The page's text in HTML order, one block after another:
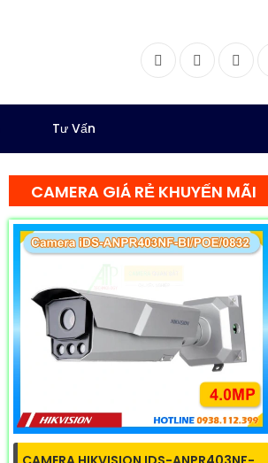
FacebookTwitter
Tư Vấn
CAMERA GIÁ RẺ KHUYẾN MÃI